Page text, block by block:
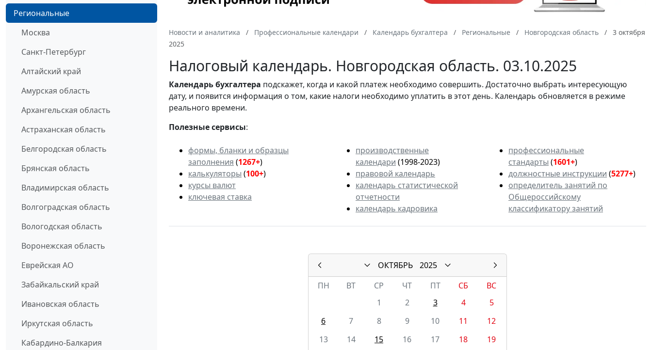
Региональные
Москва
Санкт-Петербург
Алтайский край
Амурская область
Архангельская область
Астраханская область
Белгородская область
Брянская область
Владимирская область
Волгоградская область
Вологодская область
Воронежская область
Еврейская АО
Забайкальский край
Ивановская область
Иркутская область
Кабардино-Балкария
Новости и аналитика Профессиональные календари Календарь бухгалтера Региональные Новгородская область
3 октября
2025
Налоговый календарь. Новгородская область. 03.10.2025
Календарьбухгалтера подскажет, когда и какой платеж необходимо совершить. Достаточно выбрать интересующую
дату, и появится информация о том, какие налоги необходимо уплатить в этот день. Календарь обновляется в режиме
реального времени.
Полезные сервисы:
формы, бланки и образцы
заполнения (1267+)
калькуляторы (100+)
курсы валют
ключевая ставка
производственные
календари (1998-2023)
правовой календарь
календарь статистической
отчетности
календарь кадровика
профессиональные
стандарты (1601+)
должностные инструкции (5277+)
определитель занятий по
Общероссийскому
классификатору занятий
ОКТЯБРЬ
2025
ПН
ВТ СР ЧТ ПТ СБ
ВС
1
2 3 4
5
6
7 8 9 10 11
12
13
14 15 16 17 18
19